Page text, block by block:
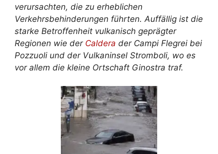
verursachten, die zu erheblichen
Verkehrsbehinderungen führten. Auffällig ist die
starke Betroffenheit vulkanisch geprägter
Regionen wie der Caldera der Campi Flegrei bei
Pozzuoli und der Vulkaninsel Stromboli, wo es
vor allem die kleine Ortschaft Ginostra traf.